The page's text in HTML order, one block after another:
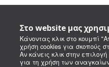
Στο website μας
Κάνοντας κλικ στο κουμπί
χρήση cookies για σκοπούς
Αν κάνεις κλικ στην
για τη χρήση των